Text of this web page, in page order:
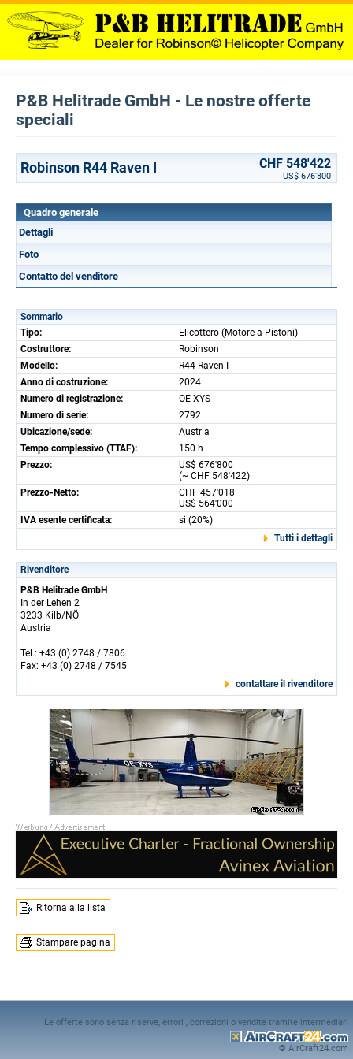
P&B Helitrade GmbH - Le nostre offerte
speciali
Robinson R44 Raven I CHF 548'422
US$ 676'800
Quadro generale
Dettagli
Foto
Contatto del venditore
Sommario
Tipo:
Elicottero (Motore a Pistoni)
Costruttore:
Robinson
Modello:
R44 Raven I
Anno di costruzione:
2024
Numero di registrazione:
OE-XYS
Numero di serie:
2792
Ubicazione/sede:
Austria
Tempo complessivo (TTAF):
150 h
Prezzo:
US$ 676'800
(~ CHF 548'422)
Prezzo-Netto:
CHF 457'018
US$ 564'000
IVA esente certificata:
si (20%)
Tutti i dettagli
Rivenditore
P&B Helitrade GmbH
In der Lehen 2
3233 Kilb/NÖ
Austria
Tel.: +43 (0) 2748 / 7806
Fax: +43 (0) 2748 / 7545
contattare il rivenditore
Ritorna alla lista
Stampare pagina
Le offerte sono senza riserve, errori , correzioni o vendite tramite intermediari
© AirCraft24.com